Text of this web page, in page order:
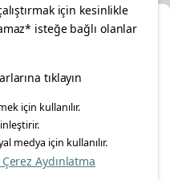
youtube
size özel hizmet ve
seçin.
için kesinlikle
isteğe bağlı olanlar
tıklayın
için kullanılır.
medya için kullanılır.
Aydınlatma